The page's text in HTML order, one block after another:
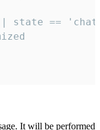
state ==
It will be performed